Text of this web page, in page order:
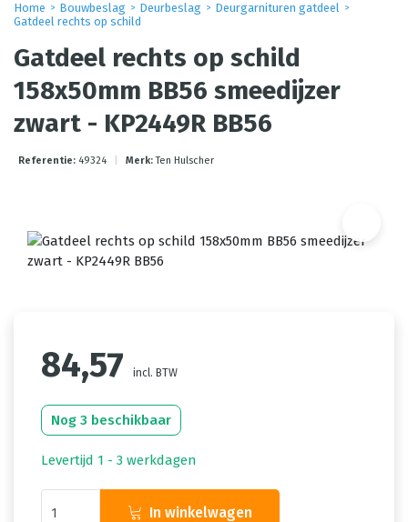
Home Bouwbeslag Deurbeslag
Deurgarnituren gatdeel
Gatdeel rechts op schild
Gatdeel rechts op schild
158x50mm BB56 smeedijzer
zwart - KP2449R BB56
Referentie: 49324 Merk:Ten Hulscher
84,57 incl. BTW
Nog 3 beschikbaar
Levertijd 1 - 3 werkdagen
In winkelwagen